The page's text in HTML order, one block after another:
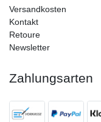
Versandkosten
Kontakt
Retoure
Newsletter
Zahlungsarten